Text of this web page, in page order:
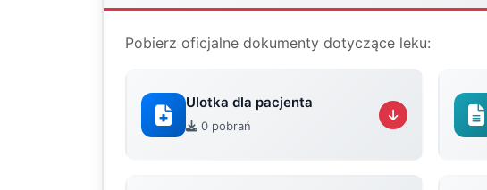
Pobierz oficjalne dokumenty dotyczące leku:
Ulotka dla pacjenta
0 pobrań